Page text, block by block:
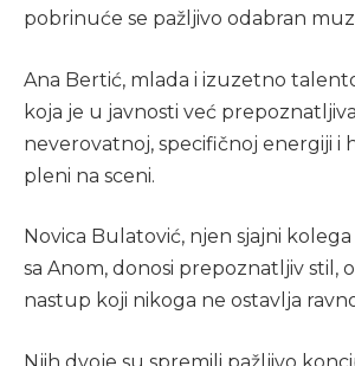
pobrinuće se pažljivo odabran
Ana Bertić, mlada i izuzetno
koja je u javnosti već
neverovatnoj, specifičnoj energiji i
pleni na sceni.
Novica Bulatović, njen sjajni
sa Anom, donosi prepoznatljiv stil,
nastup koji nikoga ne ostavlja